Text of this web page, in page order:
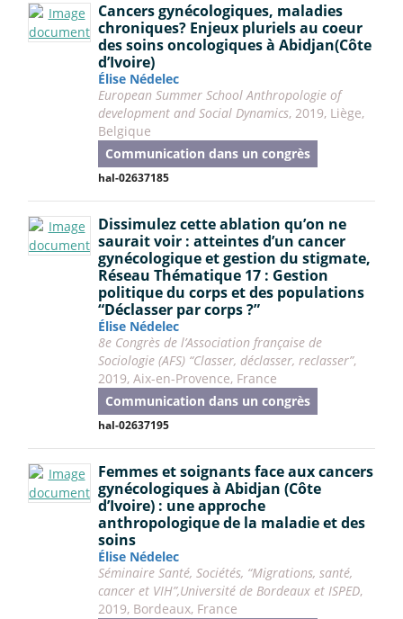
Cancers gynécologiques, maladies
chroniques? Enjeux pluriels au coeur
des soins oncologiques à Abidjan(Côte
d’Ivoire)
Élise Nédelec
European Summer School Anthropologie of
development and Social Dynamics, 2019, Liège,
Belgique
Communication dans un congrès
hal-02637185
Dissimulez cette ablation qu’on ne
saurait voir : atteintes d’un cancer
gynécologique et gestion du stigmate,
Réseau Thématique 17 : Gestion
politique du corps et des populations
“Déclasser par corps ?”
Élise Nédelec
8e Congrès de l’Association française de
Sociologie (AFS) “Classer, déclasser, reclasser”,
2019, Aix-en-Provence, France
Communication dans un congrès
hal-02637195
Femmes et soignants face aux cancers
gynécologiques à Abidjan (Côte
d’Ivoire) : une approche
anthropologique de la maladie et des
soins
Élise Nédelec
Séminaire Santé, Sociétés, “Migrations, santé,
cancer et VIH”,Université de Bordeaux et ISPED,
2019, Bordeaux, France